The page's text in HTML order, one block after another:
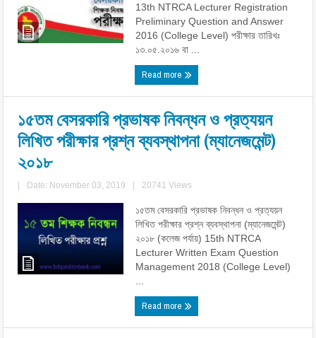
13th NTRCA Lecturer Registration
Preliminary Question and Answer
2016 (College Level) পরীক্ষার তারিখঃ
১৩.০৫.২০১৬ বা ...
Read more
১৫তম বেসরকারি প্রভাষক নিবন্ধন ও প্রত্যয়ন
লিখিত পরীক্ষার প্রশ্ন ব্যবস্থাপনা (ম্যানেজমেন্ট)
২০১৮
Date: November 03, 2019 20741 Views
১৫তম বেসরকারি প্রভাষক নিবন্ধন ও প্রত্যয়ন
লিখিত পরীক্ষার প্রশ্ন ব্যবস্থাপনা (ম্যানেজমেন্ট)
২০১৮ (কলেজ পর্যায়) 15th NTRCA
Lecturer Written Exam Question
Management 2018 (College Level)
Read more